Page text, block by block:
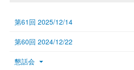
第61回 2025/12/14
第60回 2024/12/22
懇話会